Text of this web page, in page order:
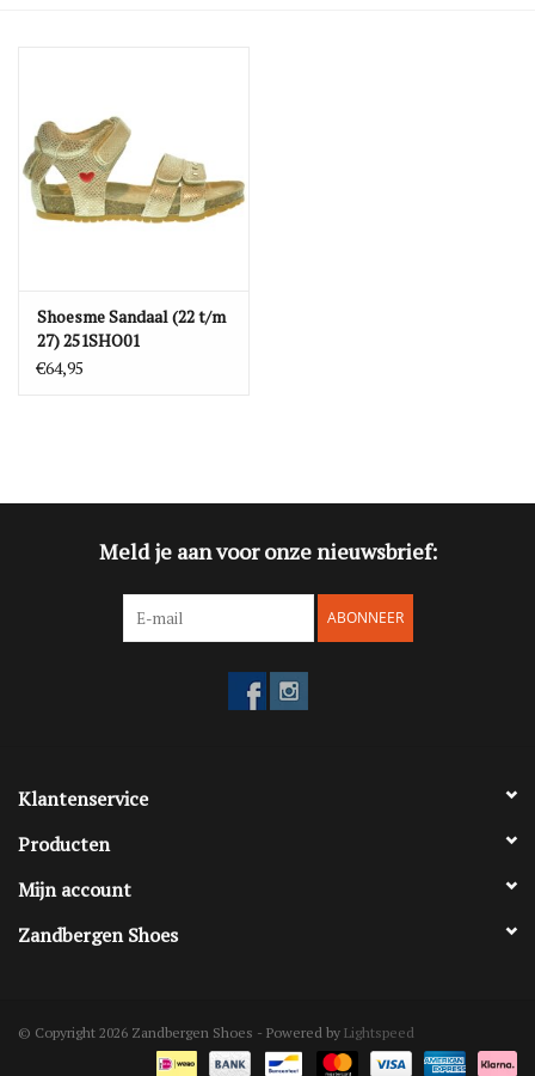
Merken
Shoesme Sandaal (22 t/m
27) 251SHO01
€64,95
Meld je aan voor onze nieuwsbrief:
ABONNEER
Klantenservice
Producten
Mijn account
Zandbergen Shoes
© Copyright 2026 Zandbergen Shoes - Powered by Lightspeed